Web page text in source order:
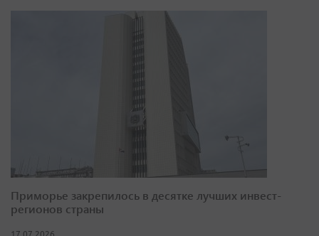
Приморье закрепилось в десятке лучших инвест-
регионов страны